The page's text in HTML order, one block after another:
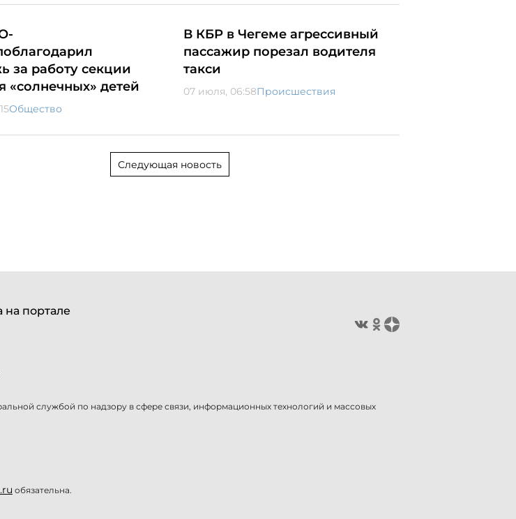
за работу секции
«солнечных» детей
Общество
В КБР в Чегеме агрессивный
пассажир порезал водителя
такси
07 июля, 06:58Происшествия
Следующая новость
на портале
службой по надзору в сфере связи, информационных технологий и массовых
обязательна.